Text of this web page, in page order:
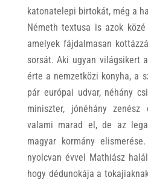
katonatelepi birtokát, még a
Németh textusa is azok
amelyek fájdalmasan
sorsát. Aki ugyan világsikert
érte a nemzetközi konyha, a
pár európai udvar, néhány
miniszter, jónéhány
valami marad el, de az
magyar kormány
nyolcvan évvel Mathiász
hogy dédunokája a